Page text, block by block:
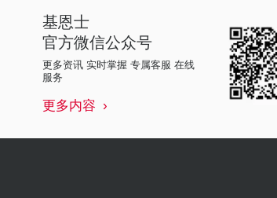
基恩士
官方微信公众号
更多资讯 实时掌握 专属客服 在线
服务
更多内容